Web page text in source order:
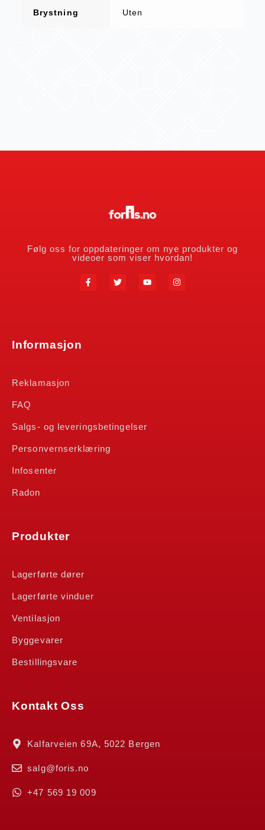
Brystning Uten
Følg oss for oppdateringer om nye produkter og
videoer som viser hvordan!
Informasjon
Reklamasjon
FAQ
Salgs- og leveringsbetingelser
Personvernserklæring
Infosenter
Radon
Produkter
Lagerførte dører
Lagerførte vinduer
Ventilasjon
Byggevarer
Bestillingsvare
Kontakt Oss
Kalfarveien 69A, 5022 Bergen
salg@foris.no
+47 569 19 009